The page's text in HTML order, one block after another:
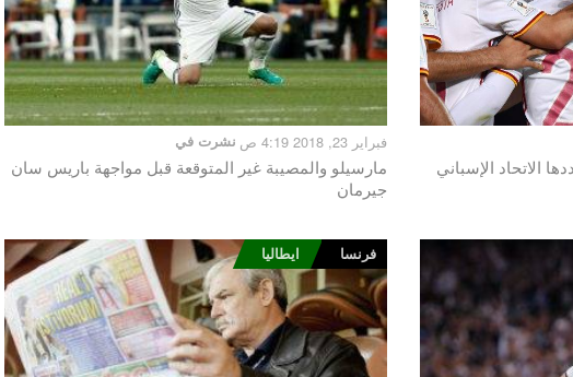
نشرت في فبراير 23, 2018 4:19 ص
مارسيلو والمصيبة غير المتوقعة قبل مواجهة باريس سان
جيرمان
فرنسا ايطاليا